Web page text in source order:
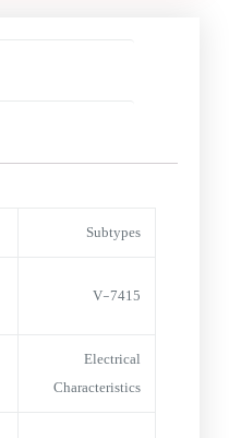
Subtypes
V-7415
Electrical
Characteristics